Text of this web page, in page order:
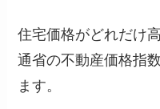
住宅価格がどれだけ
通省の不動産価格指
ます。